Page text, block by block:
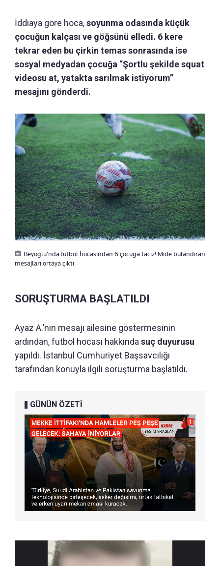
İddiaya göre hoca,soyunma odasında küçük
çocuğun kalçası ve göğsünü elledi. 6 kere
tekrar eden bu çirkin temas sonrasında ise
sosyal medyadan çocuğa “Şortlu şekilde squat
videosu at, yatakta sarılmak istiyorum”
mesajını gönderdi.
Beyoğlu’nda futbol hocasından 6 çocuğa taciz! Mide bulandıran
mesajları ortaya çıktı
SORUŞTURMA BAŞLATILDI
Ayaz A.’nın mesajı ailesine göstermesinin
ardından, futbol hocası hakkındasuç duyurusu
yapıldı. İstanbul Cumhuriyet Başsavcılığı
tarafından konuyla ilgili soruşturma başlatıldı.
GÜNÜN ÖZETİ